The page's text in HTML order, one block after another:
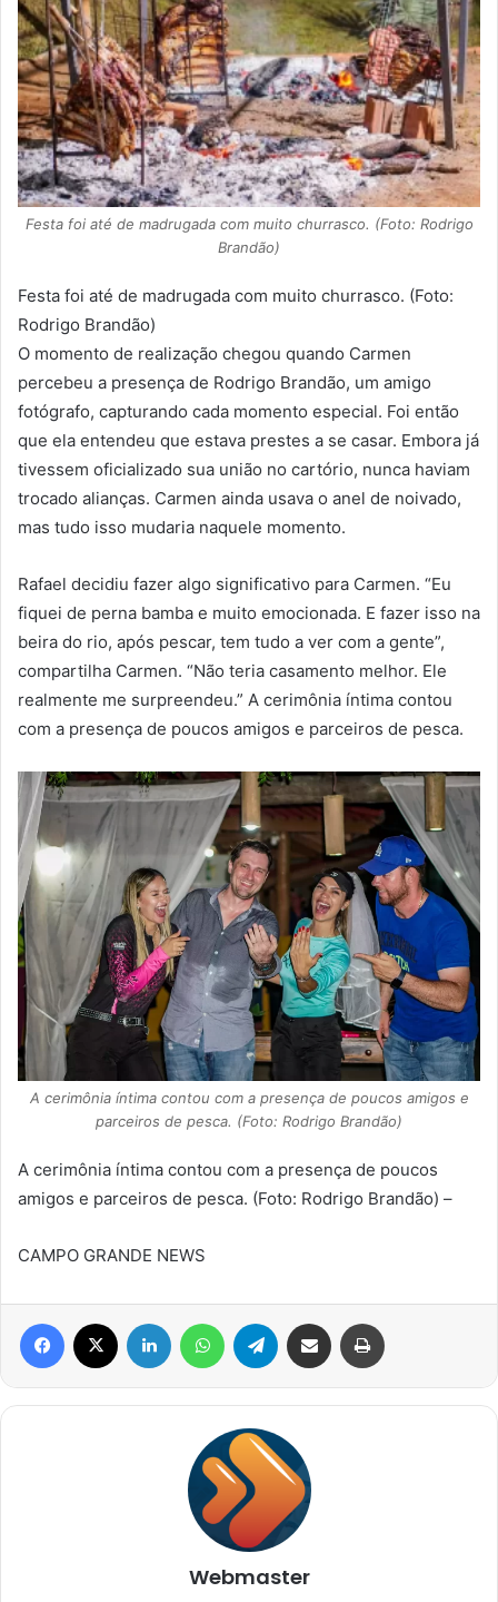
Festa foi até de madrugada com muito churrasco. (Foto: Rodrigo
Brandão)
Festa foi até de madrugada com muito churrasco. (Foto:
Rodrigo Brandão)
O momento de realização chegou quando Carmen
percebeu a presença de Rodrigo Brandão, um amigo
fotógrafo, capturando cada momento especial. Foi então
que ela entendeu que estava prestes a se casar. Embora já
tivessem oficializado sua união no cartório, nunca haviam
trocado alianças. Carmen ainda usava o anel de noivado,
mas tudo isso mudaria naquele momento.
Rafael decidiu fazer algo significativo para Carmen. “Eu
fiquei de perna bamba e muito emocionada. E fazer isso na
beira do rio, após pescar, tem tudo a ver com a gente”,
compartilha Carmen. “Não teria casamento melhor. Ele
realmente me surpreendeu.” A cerimônia íntima contou
com a presença de poucos amigos e parceiros de pesca.
A cerimônia íntima contou com a presença de poucos amigos e
parceiros de pesca. (Foto: Rodrigo Brandão)
A cerimônia íntima contou com a presença de poucos
amigos e parceiros de pesca. (Foto: Rodrigo Brandão) –
CAMPO GRANDE NEWS
Facebook Linkedin WhatsAppTelegram Compartilhar via e-mail
Webmaster